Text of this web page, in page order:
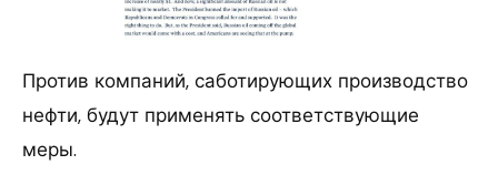
Против компаний, саботирующих производство
нефти, будут применять соответствующие
меры.